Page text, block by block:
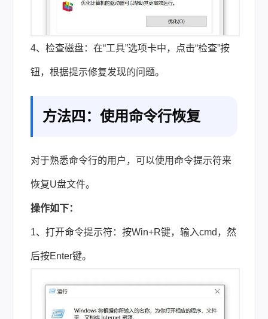
4、检查磁盘：在“工具”选项卡中，点击“检查”按
钮，根据提示修复发现的问题。
方法四：使用命令行恢复
对于熟悉命令行的用户，可以使用命令提示符来
恢复U盘文件。
操作如下：
1、打开命令提示符：按Win+R键，输入cmd，然
后按Enter键。